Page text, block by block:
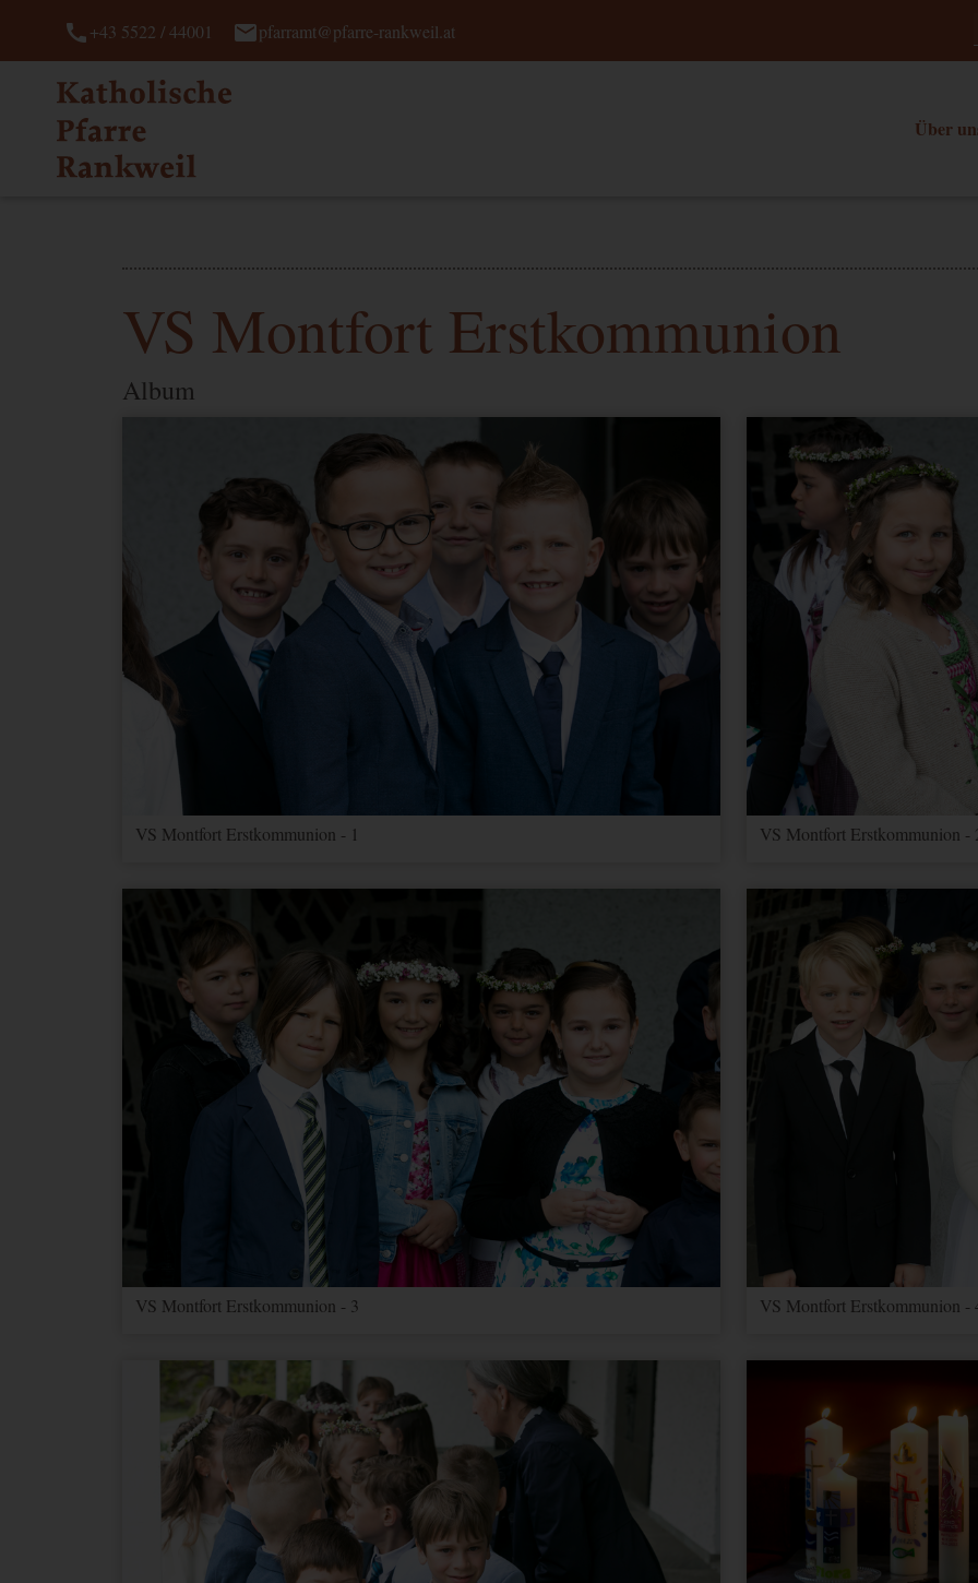
call+43 5522 / 44001 mailpfarramt@pfarre-rankweil.at
Über
VS Montfort Erstkommunion
Album
VS Montfort Erstkommunion - 1 VS Montfort Erstkommunion -
VS Montfort Erstkommunion - 3 VS Montfort Erstkommunion -